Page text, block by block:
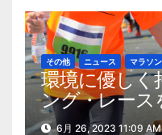
その他 ニュース マラソン
環境に優しく
ング・レース
試み
6月 26, 2023 11:09 AM